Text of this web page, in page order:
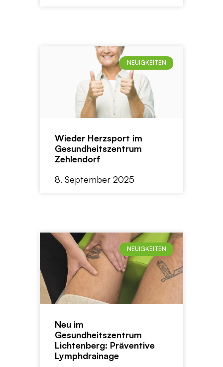
NEUIGKEITEN
Wieder Herzsport im
Gesundheitszentrum
Zehlendorf
8. September 2025
NEUIGKEITEN
Neu im
Gesundheitszentrum
Lichtenberg: Präventive
Lymphdrainage